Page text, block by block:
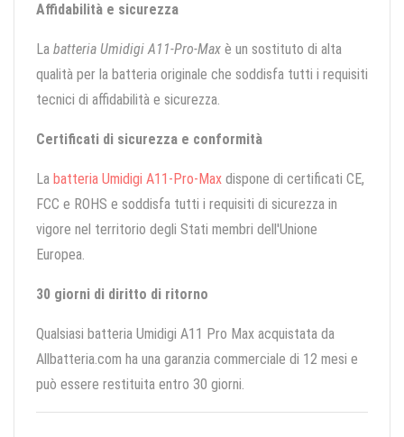
Affidabilità e sicurezza
La batteria Umidigi A11-Pro-Max è un sostituto di alta
qualità per la batteria originale che soddisfa tutti i requisiti
tecnici di affidabilità e sicurezza.
Certificati di sicurezza e conformità
La batteria Umidigi A11-Pro-Max dispone di certificati CE,
FCC e ROHS e soddisfa tutti i requisiti di sicurezza in
vigore nel territorio degli Stati membri dell'Unione
Europea.
30 giorni di diritto di ritorno
Qualsiasi batteria Umidigi A11 Pro Max acquistata da
Allbatteria.com ha una garanzia commerciale di 12 mesi e
può essere restituita entro 30 giorni.